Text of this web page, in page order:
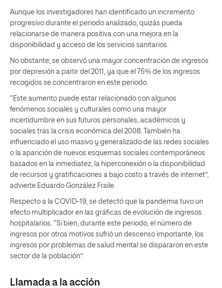
Aunque los investigadores han identificado un incremento
progresivo durante el periodo analizado, quizás pueda
relacionarse de manera positiva con una mejora en la
disponibilidad y acceso de los servicios sanitarios.
No obstante, se observó una mayor concentración de ingresos
por depresión a partir del 2011, ya que el 75% de los ingresos
recogidos se concentraron en este periodo.
“Este aumento puede estar relacionado con algunos
fenómenos sociales y culturales como una mayor
incertidumbre en sus futuros personales, académicos y
sociales tras la crisis económica del 2008. También ha
influenciado el uso masivo y generalizado de las redes sociales
o la aparición de nuevos esquemas sociales contemporáneos
basados en la inmediatez, la hiperconexión o la disponibilidad
de recursos y gratificaciones a bajo costo a través de internet”,
advierte Eduardo González Fraile.
Respecto a la COVID-19, se detectó que la pandemia tuvo un
efecto multiplicador en las gráficas de evolución de ingresos
hospitalarios. “Si bien, durante este periodo, el número de
ingresos por otros motivos sufrió un descenso importante, los
ingresos por problemas de salud mental se dispararon en este
sector de la población”.
Llamada a la acción